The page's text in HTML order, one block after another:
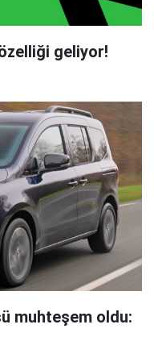
geliyor!
muhteşem oldu: